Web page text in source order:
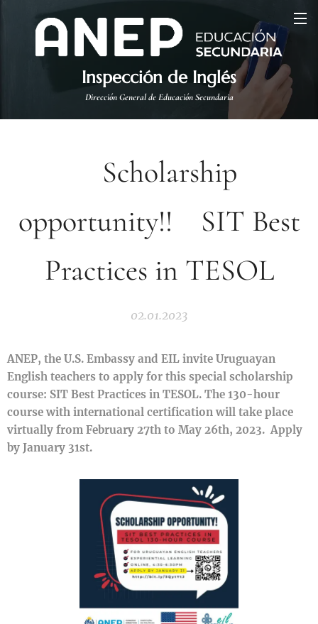
Inspección de Inglés
Dirección General de Educación Secundaria
Scholarship
opportunity!! SIT Best
Practices in TESOL
02.01.2023
ANEP, the U.S. Embassy and EIL invite Uruguayan
English teachers to apply for this special scholarship
course: SIT Best Practices in TESOL. The 130-hour
course with international certification will take place
virtually from February 27th to May 26th, 2023. Apply
by January 31st.